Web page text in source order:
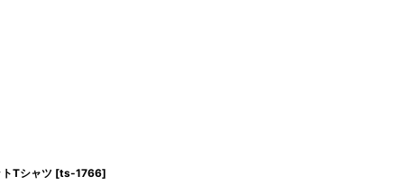
Tシャツ [ts-1766]